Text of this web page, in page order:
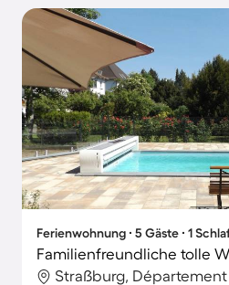
Ferienwohnung ∙ 5 Gäste ∙ 1
Straßburg, Département